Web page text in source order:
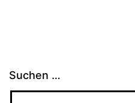
Suchen …